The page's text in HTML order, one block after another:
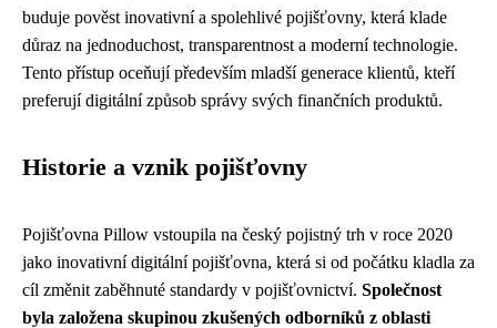
buduje pověst inovativní a spolehlivé pojišťovny, která klade
důraz na jednoduchost, transparentnost a moderní technologie.
Tento přístup oceňují především mladší generace klientů, kteří
preferují digitální způsob správy svých finančních produktů.
Historie a vznik pojišťovny
Pojišťovna Pillow vstoupila na český pojistný trh v roce 2020
jako inovativní digitální pojišťovna, která si od počátku kladla za
cíl změnit zaběhnuté standardy v pojišťovnictví. Společnost
byla založena skupinou zkušených odborníků z oblasti